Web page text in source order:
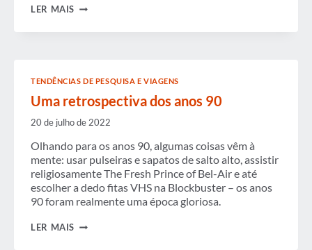
LER MAIS 50
TENDÊNCIAS DE PESQUISA E VIAGENS
Uma retrospectiva dos anos 90
20 de julho de 2022
Olhando para os anos 90, algumas coisas vêm à
mente: usar pulseiras e sapatos de salto alto, assistir
religiosamente The Fresh Prince of Bel-Air e até
escolher a dedo fitas VHS na Blockbuster – os anos
90 foram realmente uma época gloriosa.
LER MAIS UMA